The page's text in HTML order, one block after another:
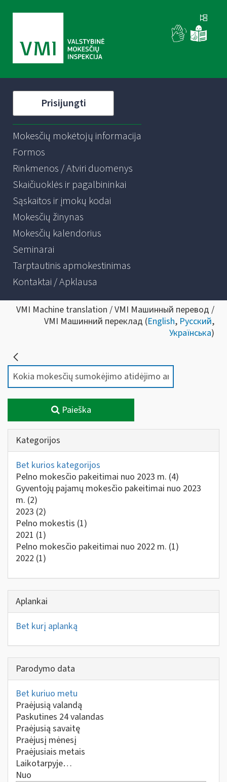
Prisijungti
Mokesčių mokėtojų informacija
Formos
Rinkmenos / Atviri duomenys
Skaičiuoklės ir pagalbininkai
Sąskaitos ir įmokų kodai
Mokesčių žinynas
Mokesčių kalendorius
Seminarai
Tarptautinis apmokestinimas
Kontaktai / Apklausa
VMI Machine translation / VMI Машинный перевод /
VMI Машинний переклад (English, Русский,
Українська)
Paieška
Kategorijos
Bet kurios kategorijos
Pelno mokesčio pakeitimai nuo 2023 m. (4)
Gyventojų pajamų mokesčio pakeitimai nuo 2023
m. (2)
2023 (2)
Pelno mokestis (1)
2021 (1)
Pelno mokesčio pakeitimai nuo 2022 m. (1)
2022 (1)
Aplankai
Bet kurį aplanką
Parodymo data
Bet kuriuo metu
Praėjusią valandą
Paskutines 24 valandas
Praėjusią savaitę
Praėjusį mėnesį
Praėjusiais metais
Laikotarpyje…
Nuo